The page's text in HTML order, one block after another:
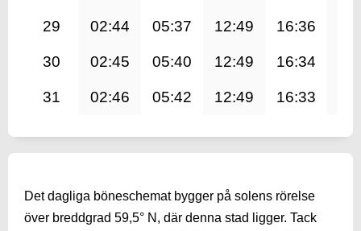
29 02:44 05:37 12:49 16:36
30 02:45 05:40 12:49 16:34
31 02:46 05:42 12:49 16:33
Det dagliga böneschemat bygger på solens rörelse
över breddgrad 59,5° N, där denna stad ligger. Tack